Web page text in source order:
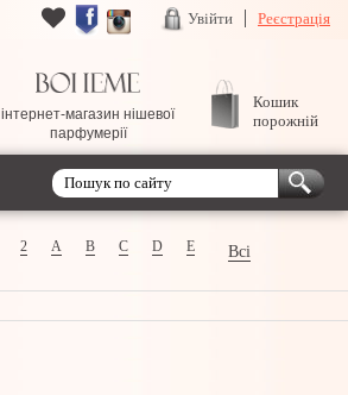
Увійти Реєстрація
інтернет-магазин нішевої
парфумерії
Кошик
порожній
2 A B C D E Всі